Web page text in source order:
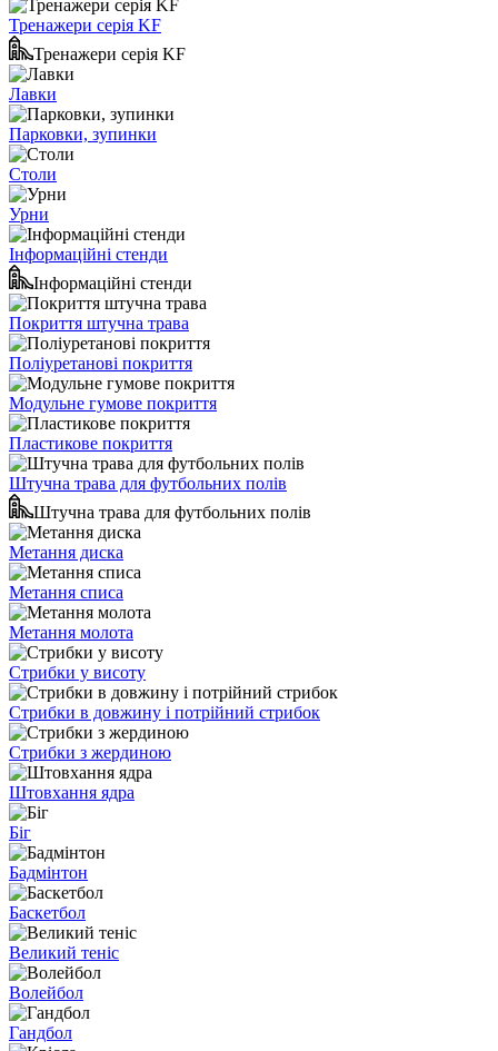
Тренажери серія KF
Тренажери серія KF
Лавки
Парковки, зупинки
Столи
Урни
Інформаційні стенди
Інформаційні стенди
Покриття штучна трава
Поліуретанові покриття
Модульне гумове покриття
Пластикове покриття
Штучна трава для футбольних полів
Штучна трава для футбольних полів
Метання диска
Метання списа
Метання молота
Стрибки у висоту
Стрибки в довжину і потрійний стрибок
Стрибки з жердиною
Штовхання ядра
Біг
Бадмінтон
Баскетбол
Великий теніс
Волейбол
Гандбол